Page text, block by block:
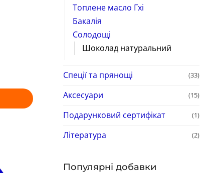
Топлене масло Гхі
Бакалія
Солодощі
Шоколад натуральний
Спеції та прянощі (33)
Аксесуари (15)
Подарунковий сертифікат (1)
Література (2)
Популярні добавки